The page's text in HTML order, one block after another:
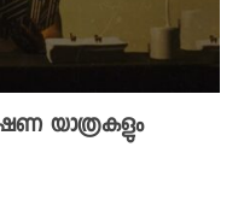
യാത്രകളും